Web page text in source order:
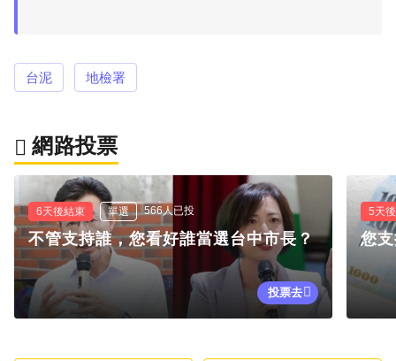
台泥 地檢署
網路投票
6天後結束 單選 566人已投
不管支持誰，您看好誰當選台中市長？
投票去
5天
您